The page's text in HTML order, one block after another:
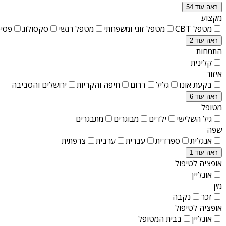
ראה עוד 54
מקצוע
מטפל CBT
מטפל זוגי ומשפחתי מטפל רגשי סקסולוג
ראה עוד 2
התמחות
קלינית
איזור
בקעת אונו
גליל דרום חיפה והקריות ירושלים והסביבה
ראה עוד 6
מטופל
גיל השלישי
ילדים מבוגרים
מתבגרים
שפה
אנגלית
ספרדית עברית ערבית צרפתית
ראה עוד 1
אופציה לטיפול
אונליין
מין
זכר
נקבה
אופציה לטיפול
אונליין
בבית המטופל